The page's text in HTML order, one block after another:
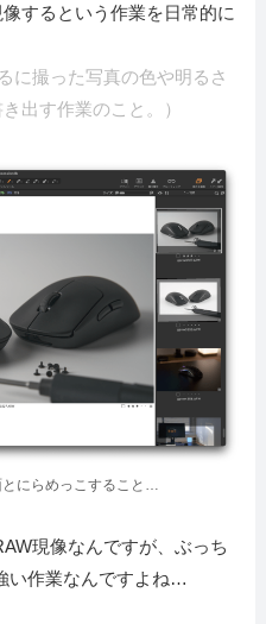
するという作業を日常的に
に撮った写真の色や明るさ
出す作業のこと。）
にらめっこすること…
現像なんですが、ぶっち
い作業なんですよね…